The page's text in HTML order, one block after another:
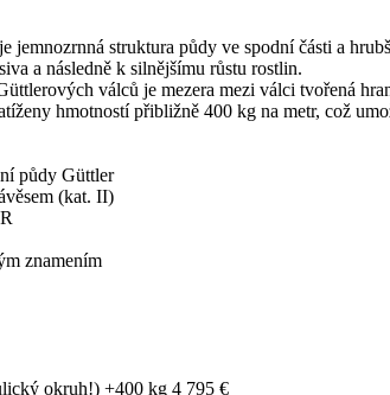
jemnozrnná struktura půdy ve spodní části a
a následně k silnějšímu růstu rostlin.
válců je mezera mezi válci tvořená
hmotností přibližně 400 kg na metr, což
půdy Güttler
(kat. II)
znamením
okruh!) +400 kg 4 795 €